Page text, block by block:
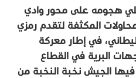
هجومه على محور وادي
أيام من المحاولات المكثفة لتقدم رمزي
في إطار معركة
البرية في القطاع
الجيش نخبة النخبة من